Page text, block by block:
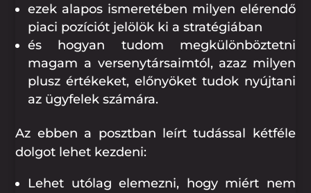
ezek alapos ismeretében milyen elérendő
piaci pozíciót jelölök ki a stratégiában
és hogyan tudom megkülönböztetni
magam a versenytársaimtól, azaz milyen
plusz értékeket, előnyöket tudok nyújtani
az ügyfelek számára.
Az ebben a posztban leírt tudással kétféle
dolgot lehet kezdeni:
Lehet utólag elemezni, hogy miért nem